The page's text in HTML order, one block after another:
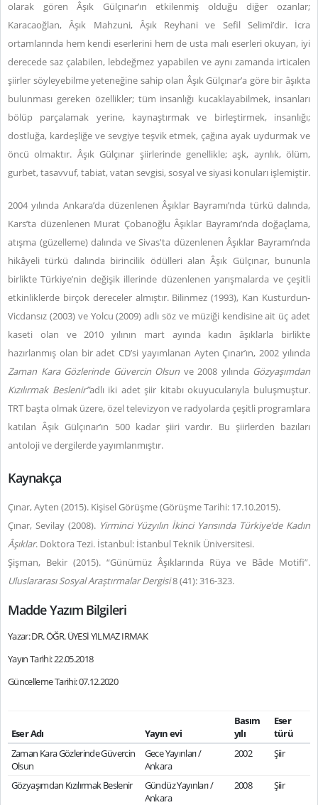
olarak gören Âşık Gülçınar’ın etkilenmiş olduğu diğer ozanlar;
Karacaoğlan, Âşık Mahzuni, Âşık Reyhani ve Sefil Selimi’dir. İcra
ortamlarında hem kendi eserlerini hem de usta malı eserleri okuyan, iyi
derecede saz çalabilen, lebdeğmez yapabilen ve aynı zamanda irticalen
şiirler söyleyebilme yeteneğine sahip olan Âşık Gülçınar’a göre bir âşıkta
bulunması gereken özellikler; tüm insanlığı kucaklayabilmek, insanları
bölüp parçalamak yerine, kaynaştırmak ve birleştirmek, insanlığı;
dostluğa, kardeşliğe ve sevgiye teşvik etmek, çağına ayak uydurmak ve
öncü olmaktır. Âşık Gülçınar şiirlerinde genellikle; aşk, ayrılık, ölüm,
gurbet, tasavvuf, tabiat, vatan sevgisi, sosyal ve siyasi konuları işlemiştir.
2004 yılında Ankara’da düzenlenen Âşıklar Bayramı’nda türkü dalında,
Kars’ta düzenlenen Murat Çobanoğlu Âşıklar Bayramı’nda doğaçlama,
atışma (güzelleme) dalında ve Sivas'ta düzenlenen Âşıklar Bayramı’nda
hikâyeli türkü dalında birincilik ödülleri alan Âşık Gülçınar, bununla
birlikte Türkiye’nin değişik illerinde düzenlenen yarışmalarda ve çeşitli
etkinliklerde birçok dereceler almıştır. Bilinmez (1993), Kan Kusturdun-
Vicdansız (2003) ve Yolcu (2009) adlı söz ve müziği kendisine ait üç adet
kaseti olan ve 2010 yılının mart ayında kadın âşıklarla birlikte
hazırlanmış olan bir adet CD’si yayımlanan Ayten Çınar’ın, 2002 yılında
Zaman Kara Gözlerinde Güvercin Olsun ve 2008 yılında Gözyaşımdan
Kızılırmak Beslenir”adlı iki adet şiir kitabı okuyucularıyla buluşmuştur.
TRT başta olmak üzere, özel televizyon ve radyolarda çeşitli programlara
katılan Âşık Gülçınar’ın 500 kadar şiiri vardır. Bu şiirlerden bazıları
antoloji ve dergilerde yayımlanmıştır.
Kaynakça
Çınar, Ayten (2015). Kişisel Görüşme (Görüşme Tarihi: 17.10.2015).
Çınar, Sevilay (2008). Yirminci Yüzyılın İkinci Yarısında Türkiye’de Kadın
Âşıklar. Doktora Tezi. İstanbul: İstanbul Teknik Üniversitesi.
Şişman, Bekir (2015). “Günümüz Âşıklarında Rüya ve Bâde Motifi”.
Uluslararası Sosyal Araştırmalar Dergisi8 (41): 316-323.
Madde Yazım Bilgileri
Yazar: DR. ÖĞR. ÜYESİ YILMAZ IRMAK
Yayın Tarihi: 22.05.2018
Güncelleme Tarihi: 07.12.2020
Eser Adı Yayın evi
Basım
yılı
Eser
türü
Zaman Kara Gözlerinde Güvercin
Olsun
Gece Yayınları /
Ankara
2002 Şiir
Gözyaşımdan Kızılırmak Beslenir
Gündüz Yayınları /
Ankara
2008 Şiir